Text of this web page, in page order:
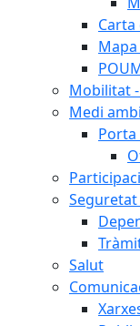
Mobilitat
Medi
Seguretat
Salut